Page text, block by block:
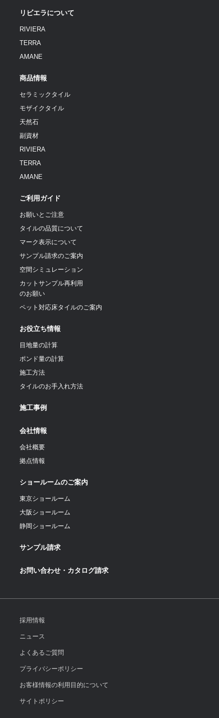
リビエラについて
RIVIERA
TERRA
AMANE
商品情報
セラミックタイル
モザイクタイル
天然石
副資材
RIVIERA
TERRA
AMANE
ご利用ガイド
お願いとご注意
タイルの品質について
マーク表示について
サンプル請求のご案内
空間シミュレーション
カットサンプル再利用
のお願い
ペット対応床タイルのご案内
お役立ち情報
目地量の計算
ポンド量の計算
施工方法
タイルのお手入れ方法
施工事例
会社情報
会社概要
拠点情報
ショールームのご案内
東京ショールーム
大阪ショールーム
静岡ショールーム
サンプル請求
お問い合わせ・カタログ請求
採用情報
ニュース
よくあるご質問
プライバシーポリシー
お客様情報の利用目的について
サイトポリシー